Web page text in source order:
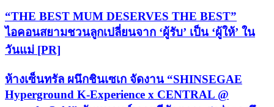
“THE BEST MUM DESERVES THE BEST”
ไอคอนสยามชวนลูกเปลี่ยนจาก ‘ผู้รับ’ เป็น ‘ผู้ให้’ ใน
วันแม่ [PR]
ห้างเซ็นทรัล ผนึกชินเซเก จัดงาน “SHINSEGAE
Hyperground K-Experience x CENTRAL @